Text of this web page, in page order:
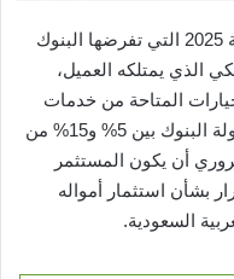
تتأثر عمولة البنوك في الأسهم السعودية 2025 التي تفرضها البنوك
الذي يمتلكه العميل،
المتاحة من خدمات
التداول، بشكل عام يمكن أن تتراوح عمولة البنوك بين 5% و15% من
أن يكون المستثمر
بشأن استثمار أمواله
السعودية.